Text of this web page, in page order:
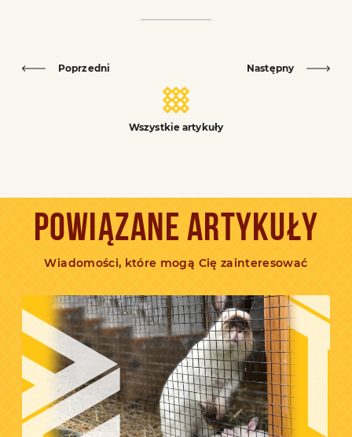
Poprzedni
Wszystkie artykuły
Następny
POWIĄZANE ARTYKUŁY
Wiadomości, które mogą Cię zainteresować